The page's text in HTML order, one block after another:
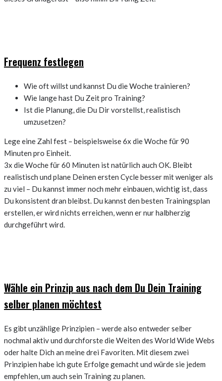
Frequenz festlegen
Wie oft willst und kannst Du die Woche trainieren?
Wie lange hast Du Zeit pro Training?
Ist die Planung, die Du Dir vorstellst, realistisch
umzusetzen?
Lege eine Zahl fest – beispielsweise 6x die Woche für 90
Minuten pro Einheit.
3x die Woche für 60 Minuten ist natürlich auch OK. Bleibt
realistisch und plane Deinen ersten Cycle besser mit weniger als
zu viel – Du kannst immer noch mehr einbauen, wichtig ist, dass
Du konsistent dran bleibst. Du kannst den besten Trainingsplan
erstellen, er wird nichts erreichen, wenn er nur halbherzig
durchgeführt wird.
Wähle ein Prinzip aus nach dem Du Dein Training
selber planen möchtest
Es gibt unzählige Prinzipien – werde also entweder selber
nochmal aktiv und durchforste die Weiten des World Wide Webs
oder halte Dich an meine drei Favoriten. Mit diesem zwei
Prinzipien habe ich gute Erfolge gemacht und würde sie jedem
empfehlen, um auch sein Training zu planen.